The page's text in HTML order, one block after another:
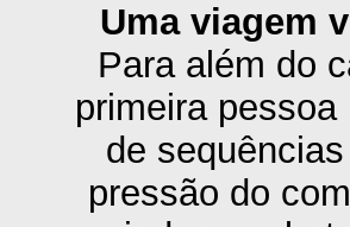
Uma viagem
Para além do
primeira
de
pressão do